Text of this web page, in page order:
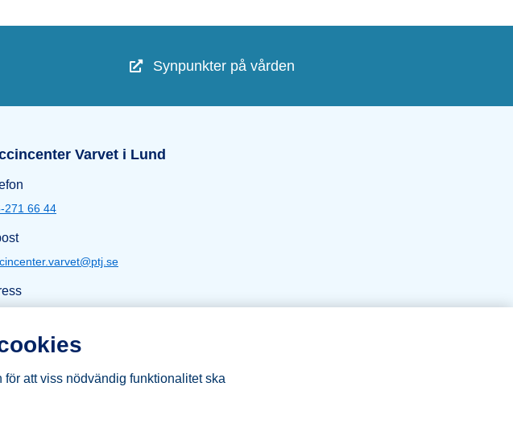
att viss nödvändig funktionalitet ska
Synpunkter på vården
Lund
Varvet i Lund
271 66 44
Lund